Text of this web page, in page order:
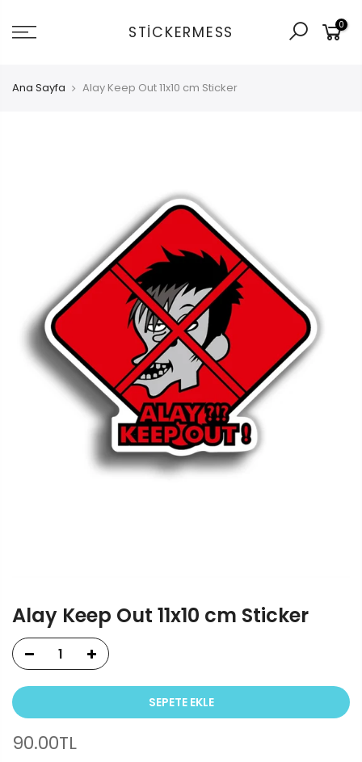
git
STICKERMESS 0
Ana Sayfa Alay Keep Out 11x10 cm Sticker
Alay Keep Out 11x10 cm Sticker
SEPETE EKLE
90.00TL